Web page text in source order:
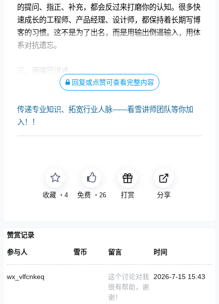
的提问、指正、补充，都会反过来打磨你的认知。很多快
速成长的工程师、产品经理、设计师，都保持着长期写博
客的习惯。这不是为了出名，而是用输出倒逼输入，用体
系对抗遗忘。
三、用嘴巴讲述
回复或点赞可查看完整内容
传递专业知识、拓宽行业人脉——看雪讲师团队等你加
入！！
收藏 ・ 4 免费 ・ 26 打赏 分享
赞赏记录
参与人 雪币 留言 时间
wx_vlfcnkeq
这个讨论对我
很有帮助，谢
谢！
2026-7-15 15:43